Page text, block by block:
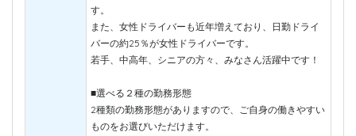
す。
また、女性ドライバーも近年増えており、日勤ドライ
バーの約25％が女性ドライバーです。
若手、中高年、シニアの方々、みなさん活躍中です！
■選べる２種の勤務形態
2種類の勤務形態がありますので、ご自身の働きやすい
ものをお選びいただけます。